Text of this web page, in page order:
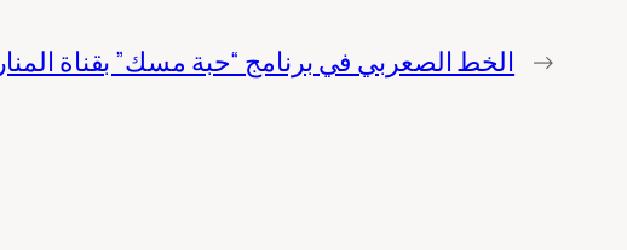
الخط الصعربي في برنامج “حبة مسك” بقناة المنار →